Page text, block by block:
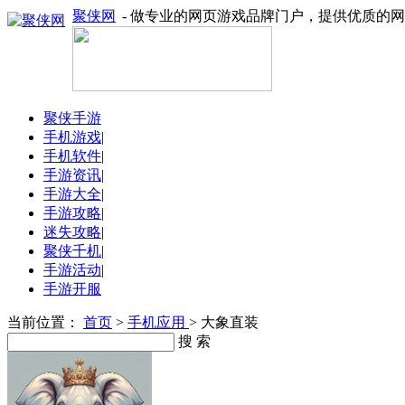
聚侠网 - 做专业的网页游戏品牌门户，提供优质的
聚侠手游
手机游戏|
手机软件|
手游资讯|
手游大全|
手游攻略|
迷失攻略|
聚侠千机|
手游活动|
手游开服
当前位置： 首页 > 手机应用 > 大象直装
搜 索